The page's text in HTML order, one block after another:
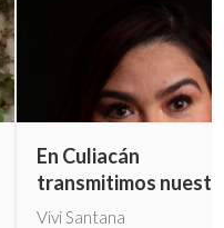
En Culiacán
transmitimos
propia muerte
Vivi Santana